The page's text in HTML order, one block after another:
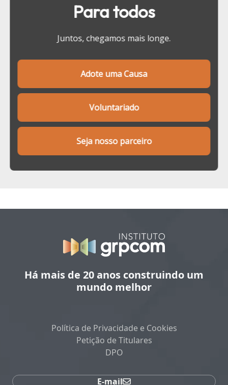
Para todos
Juntos, chegamos mais longe.
Adote uma Causa
Voluntariado
Seja nosso parceiro
Há mais de 20 anos construindo um
mundo melhor
Política de Privacidade e Cookies
Petição de Titulares
DPO
E-mail